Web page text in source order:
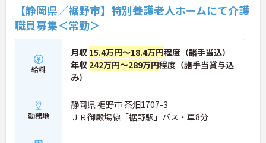
【静岡県／裾野市】特別養護老人ホームにて介護
職員募集＜常勤＞
給料
月収 15.4万円～18.4万円程度（諸手当込）
年収 242万円～289万円程度（諸手当賞与込
み）
勤務地
静岡県 裾野市 茶畑1707-3
ＪＲ御殿場線「裾野駅」バス・車8分